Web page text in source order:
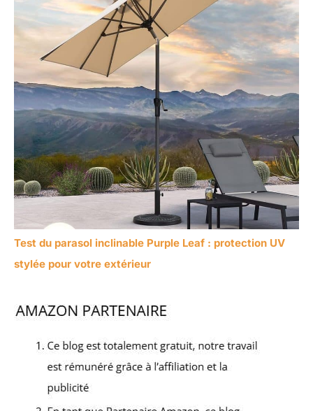
Test du parasol inclinable Purple Leaf : protection UV
stylée pour votre extérieur